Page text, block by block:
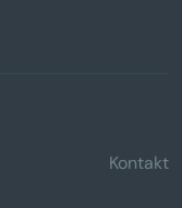
Kontakt